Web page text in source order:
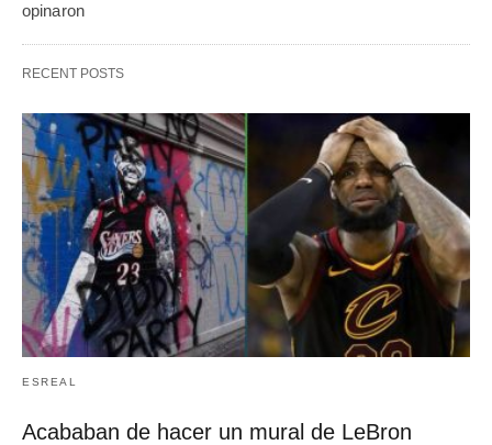
opinaron
RECENT POSTS
ESREAL
Acababan de hacer un mural de LeBron